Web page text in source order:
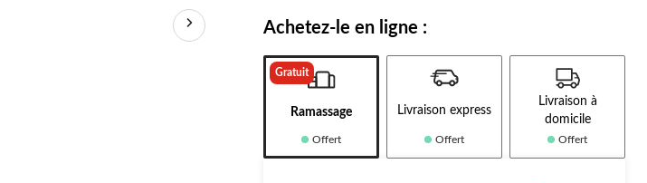
la
même
Achetez-le en ligne :
Gratuit
Ramassage
Offert
Livraison express
Offert
Livraison à
domicile
Offert